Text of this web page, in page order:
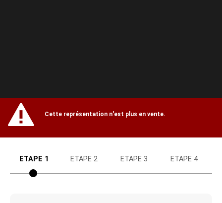
officiel Cette représentation n'est plus en vente.
ETAPE 1 ETAPE 2 ETAPE 3 ETAPE 4